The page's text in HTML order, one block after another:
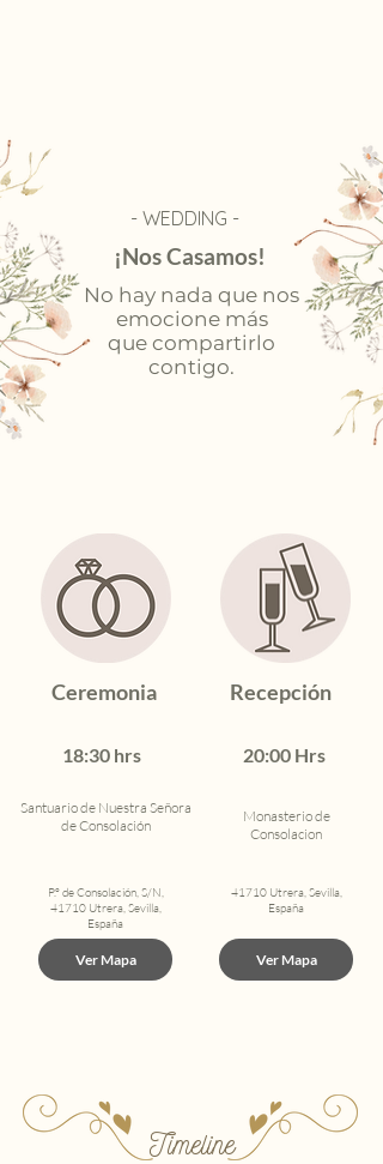
- WEDDING -
¡Nos Casamos!
No hay nada que nos
emocione más
que compartirlo
contigo.
Ceremonia
18:30 hrs
Santuario de Nuestra Señora
de Consolación
P.º de Consolación, S/N,
41710 Utrera, Sevilla,
España
Ver Mapa
Recepción
20:00 Hrs
Monasterio de
Consolacion
41710 Utrera, Sevilla,
España
Ver Mapa
Timeline